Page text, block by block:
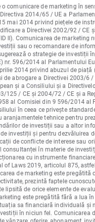
o comunicare de marketing în
2014/65 / UE a
mai 2014 privind piețele de
a Directivei 2002/92 / CE
II). Comunicarea de marketing
sau o recomandare de
o strategie de investiții
nr. 596/2014 al Parlamentului
2014 privind abuzul de piață
de abrogare a Directivei 2003/6 /
și a Consiliului și a
125 / CE și 2004/72 / CE și a
al Comisiei din 9 596/2014 al
în ceea ce privește
aranjamentele tehnice pentru
de investiții sau a altor
investiții și pentru dezvăluirea
de conflicte de interese sau
consultanței în materie de
cu instrumente
of Laws 2019, articolul 875,
de marketing este pregătită
prezintă faptele
lipsită de orice elemente de
este pregătită fără a lua
sa financiară individuală și
în niciun fel. Comunicarea